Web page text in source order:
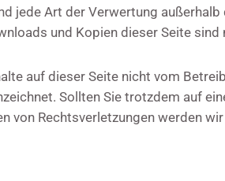
jede Art der Verwertung
und Kopien dieser Seite
auf dieser Seite nicht vom
Sollten Sie trotzdem auf
von Rechtsverletzungen werden